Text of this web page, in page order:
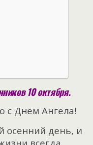
10 октября.
с Днём Ангела!
осенний день, и